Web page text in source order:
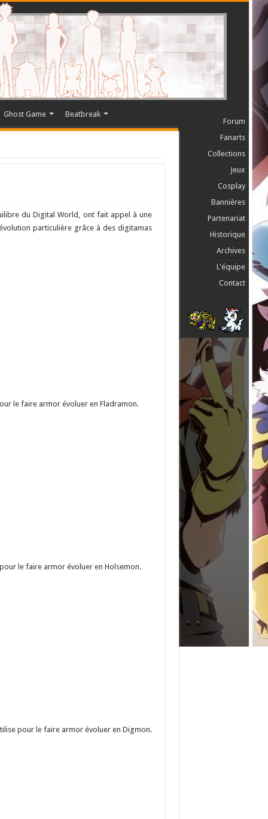
Ghost Game
Beatbreak
Forum
Fanarts
Collections
Jeux
Cosplay
Bannières
Partenariat
Historique
Archives
L'équipe
Contact
du Digital World, ont fait appel à une
particulière grâce à des digitamas
le faire armor évoluer en Fladramon.
le faire armor évoluer en Holsemon.
pour le faire armor évoluer en Digmon.